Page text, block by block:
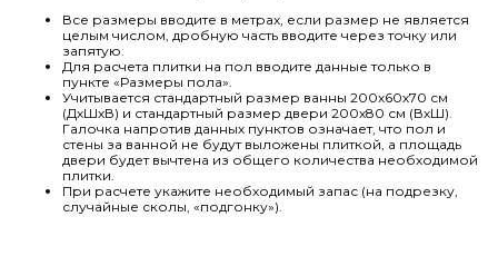
Все размеры вводите в метрах, если размер не является
целым числом, дробную часть вводите через точку или
запятую.
Для расчета плитки на пол вводите данные только в
пункте «Размеры пола».
Учитывается стандартный размер ванны 200х60х70 см
(ДхШхВ) и стандартный размер двери 200х80 см (ВхШ).
Галочка напротив данных пунктов означает, что пол и
стены за ванной не будут выложены плиткой, а площадь
двери будет вычтена из общего количества необходимой
плитки.
При расчете укажите необходимый запас (на подрезку,
случайные сколы, «подгонку»).